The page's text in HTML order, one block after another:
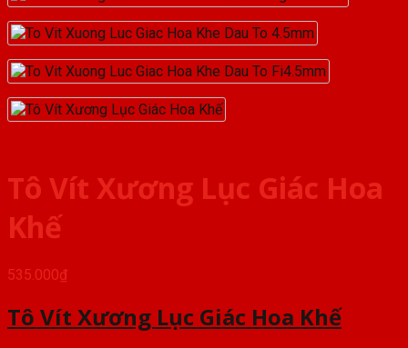
Tô Vít Xương Lục Giác Hoa
Khế
535.000₫
Tô Vít Xương Lục Giác Hoa Khế